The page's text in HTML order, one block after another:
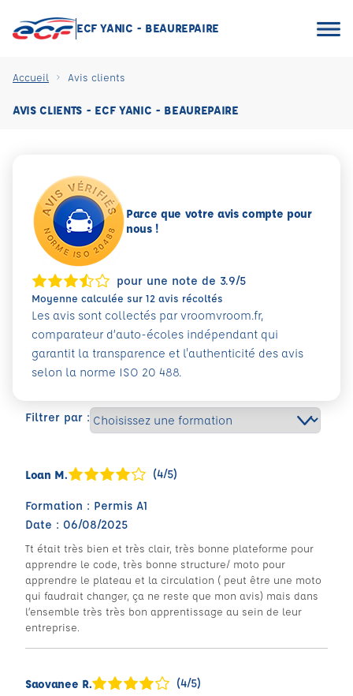
ECF YANIC - BEAUREPAIRE
Accueil Avis clients
AVIS CLIENTS - ECF YANIC - BEAUREPAIRE
Filtrer par :
Loan M. (4/5)
Formation : Permis A1
Date : 06/08/2025
Tt était très bien et très clair, très bonne plateforme pour
apprendre le code, très bonne structure/ moto pour
apprendre le plateau et la circulation ( peut être une moto
qui faudrait changer, ça ne reste que mon avis) mais dans
l’ensemble très très bon apprentissage au sein de leur
entreprise.
Saovanee R. (4/5)
Parce que votre avis compte pour
nous !
pour une note de 3.9/5
Moyenne calculée sur 12 avis récoltés
Les avis sont collectés par vroomvroom.fr,
comparateur d’auto-écoles indépendant qui
garantit la transparence et l'authenticité des avis
selon la norme ISO 20 488.